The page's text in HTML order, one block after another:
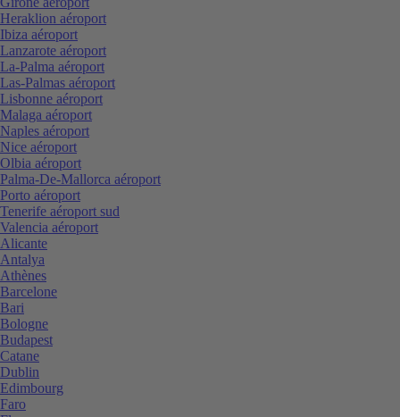
Heraklion aéroport
Ibiza aéroport
Lanzarote aéroport
La-Palma aéroport
Las-Palmas aéroport
Lisbonne aéroport
Malaga aéroport
Naples aéroport
Nice aéroport
Olbia aéroport
Palma-De-Mallorca aéroport
Porto aéroport
Tenerife aéroport sud
Valencia aéroport
Alicante
Antalya
Athènes
Barcelone
Bari
Bologne
Budapest
Catane
Dublin
Edimbourg
Faro